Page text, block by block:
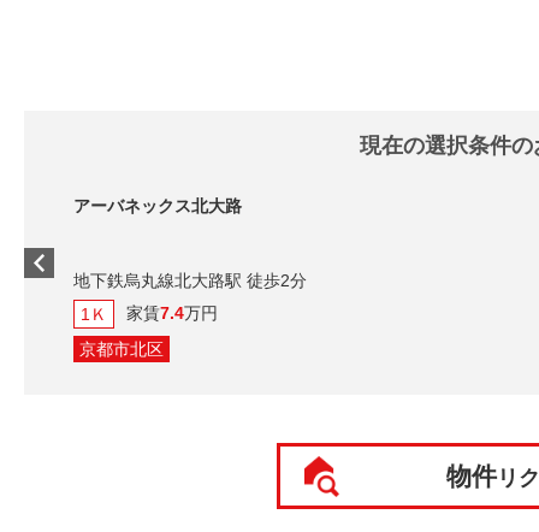
現在の選択条件
アーバネックス北大路
地下鉄烏丸線北大路駅 徒歩2分
1Ｋ
家賃7.4万円
京都市北区
物件リ